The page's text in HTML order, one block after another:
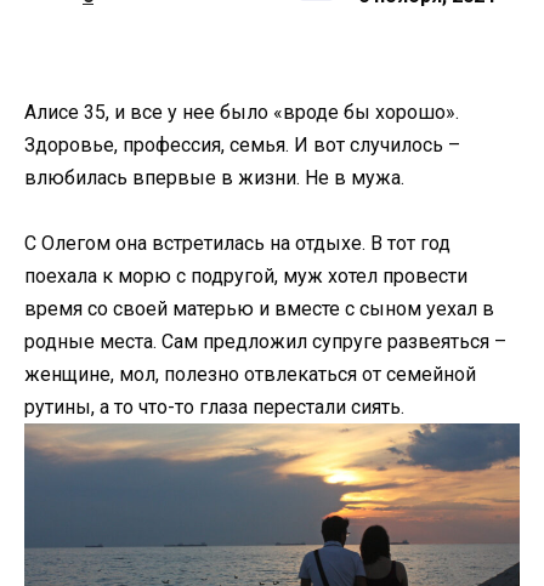
Алисе 35, и все у нее было «вроде бы хорошо».
Здоровье, профессия, семья. И вот случилось –
влюбилась впервые в жизни. Не в мужа.
С Олегом она встретилась на отдыхе. В тот год
поехала к морю с подругой, муж хотел провести
время со своей матерью и вместе с сыном уехал в
родные места. Сам предложил супруге развеяться –
женщине, мол, полезно отвлекаться от семейной
рутины, а то что-то глаза перестали сиять.